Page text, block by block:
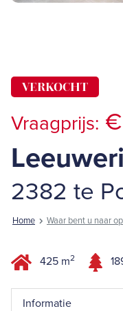
VERKOCHT
Vraagprijs:
2382 te
Home Waar bent u naar
425 m2
Informatie